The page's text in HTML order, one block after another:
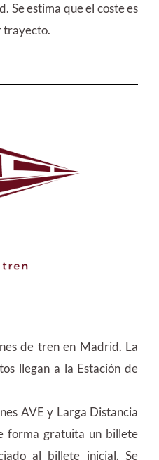
Se estima que el coste es
trayecto.
de tren en Madrid. La
llegan a la Estación de
AVE y Larga Distancia
forma gratuita un billete
al billete inicial. Se